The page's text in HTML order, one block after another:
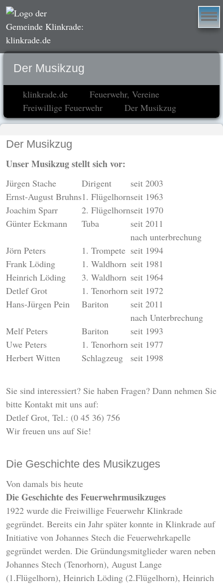
Der Musikzug
klinkrade.de
Feuerwehr, Vereine
Freiwillige Feuerwehr
Der Musikzug
Der Musikzug
Unser Musikzug stellt sich vor:
Jürgen Stache Dirigent
seit 2003
Ernst-August Bruhns1. Flügelhornseit 1963
Joachim Sparr
2. Flügelhornseit 1970
Günter Eckmann
Tuba
seit 2011
nach unterbrechung
Jörn Peters
1. Trompete seit 1994
Frank Löding
1. Waldhorn seit 1981
Heinrich Löding
3. Waldhorn seit 1964
Detlef Grot
1. Tenorhorn seit 1972
Hans-Jürgen Pein
Bariton
seit 2011
nach Unterbrechung
Melf Peters
Bariton
seit 1993
Uwe Peters
1. Tenorhorn seit 1977
Herbert Witten
Schlagzeug seit 1998
Sie sind interessiert? Sie haben Fragen? Dann nehmen Sie
bitte Kontakt mit uns auf:
Detlef Grot, Tel.: (0 45 36) 756
Wir freuen uns auf Sie!
Die Geschichte des Musikzuges
Von damals bis heute
Die Geschichte des Feuerwehrmusikzuges
1922 wurde die Freiwillige Feuerwehr Klinkrade
gegründet. Bereits ein Jahr später konnte in Klinkrade auf
Initiative von Johannes Stech die Feuerwehrkapelle
gegründet werden. Die Gründungsmitglieder waren neben
Johannes Stech (Tenorhorn), August Lange
(1.Flügelhorn), Heinrich Löding (2.Flügelhorn), Heinrich